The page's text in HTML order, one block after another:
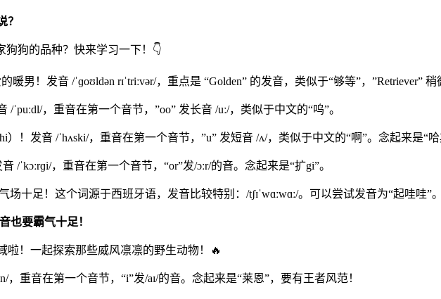
？
狗狗的品种？快来学习一下！👇
暖男！发音 /ˈɡoʊldən rɪˈtriːvər/，重点是 “Golden” 的发音，类似于“够等”，”Retriever”
ˈpuːdl/，重音在第一个音节，”oo” 发长音 /uː/，类似于中文的“呜”。
）！发音 /ˈhʌski/，重音在第一个音节，”u” 发短音 /ʌ/，类似于中文的“啊”。念起来是“哈
/ˈkɔːrɡi/，重音在第一个音节，“or”发/ɔːr/的音。念起来是“扩gi”。
场十足！这个词源于西班牙语，发音比较特别：/tʃɪˈwɑːwɑː/。可以尝试发音为“起哇哇”。
也要霸气十足！
啦！一起探索那些威风凛凛的野生动物！🔥
，重音在第一个音节，“i”发/aɪ/的音。念起来是“莱恩”，要有王者风范！